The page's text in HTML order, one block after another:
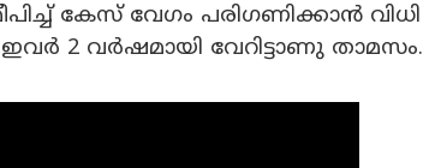
കേസ് വേഗം പരിഗണിക്കാൻ വിധി
2 വർഷമായി വേറിട്ടാണു താമസം.